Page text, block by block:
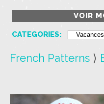
VOIR
CATEGORIES:
French Patterns ⟩